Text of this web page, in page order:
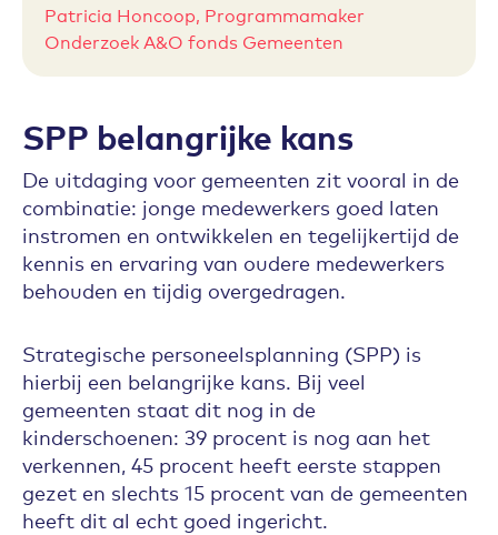
Patricia Honcoop, Programmamaker
Onderzoek A&O fonds Gemeenten
SPP belangrijke kans
De uitdaging voor gemeenten zit vooral in de
combinatie: jonge medewerkers goed laten
instromen en ontwikkelen en tegelijkertijd de
kennis en ervaring van oudere medewerkers
behouden en tijdig overgedragen.
Strategische personeelsplanning (SPP) is
hierbij een belangrijke kans. Bij veel
gemeenten staat dit nog in de
kinderschoenen: 39 procent is nog aan het
verkennen, 45 procent heeft eerste stappen
gezet en slechts 15 procent van de gemeenten
heeft dit al echt goed ingericht.